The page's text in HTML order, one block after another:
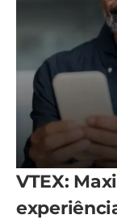
VTEX: